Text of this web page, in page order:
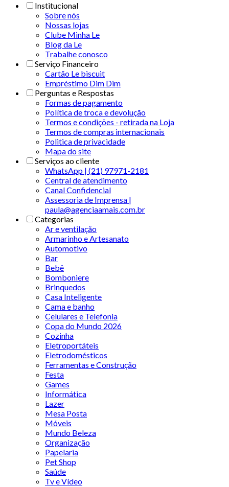
Institucional
Sobre nós
Nossas lojas
Clube Minha Le
Blog da Le
Trabalhe conosco
Serviço Financeiro
Cartão Le biscuit
Empréstimo Dim Dim
Perguntas e Respostas
Formas de pagamento
Política de troca e devolução
Termos e condições - retirada na Loja
Termos de compras internacionais
Politica de privacidade
Mapa do site
Serviços ao cliente
WhatsApp | (21) 97971-2181
Central de atendimento
Canal Confidencial
Assessoria de Imprensa |
paula@agenciaamais.com.br
Categorias
Ar e ventilação
Armarinho e Artesanato
Automotivo
Bar
Bebê
Bomboniere
Brinquedos
Casa Inteligente
Cama e banho
Celulares e Telefonia
Copa do Mundo 2026
Cozinha
Eletroportáteis
Eletrodomésticos
Ferramentas e Construção
Festa
Games
Informática
Lazer
Mesa Posta
Móveis
Mundo Beleza
Organização
Papelaria
Pet Shop
Saúde
Tv e Vídeo